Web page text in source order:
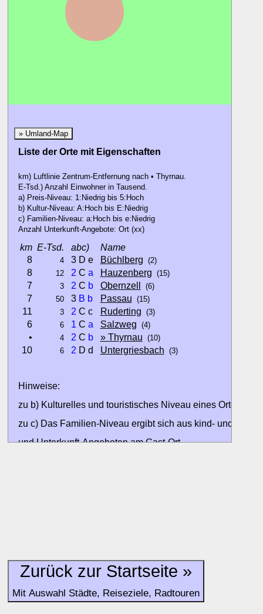
» Umland-Map
Liste der Orte mit Eigenschaften
km) Luftlinie Zentrum-Entfernung nach • Thyrnau.
E-Tsd.) Anzahl Einwohner in Tausend.
a) Preis-Niveau: 1:Niedrig bis 5:Hoch
b) Kultur-Niveau: A:Hoch bis E:Niedrig
c) Familien-Niveau: a:Hoch bis e:Niedrig
Anzahl Unterkunft-Angebote: Ort (xx)
km E-Tsd. abc)
Name
8
4 3 D e Büchlberg (2)
8 12 2 C a Hauzenberg (15)
7 3 2 C b Obernzell (6)
7 50 3 B b Passau (15)
11 3 2 C c Ruderting (3)
6 6 1 C a Salzweg (4)
• 4 2 C b » Thyrnau (10)
10 6 2 D d Untergriesbach (3)
Hinweise:
zu b) Kulturelles und touristisches Niveau eines Ortes
zu c) Das Familien-Niveau ergibt sich aus kind- und
und Unterkunft-Angeboten am Gast-Ort.
Zurück zur Startseite »
Mit Auswahl Städte, Reiseziele, Radtouren